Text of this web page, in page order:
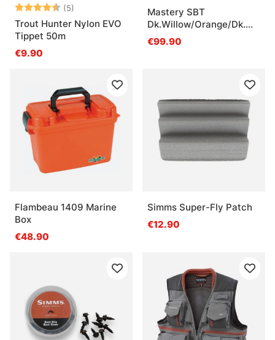
Arvio: (5)
4.8 5:sta tähdestä
Trout Hunter Nylon EVO
Tippet 50m
€9.90
Mastery SBT
Dk.Willow/Orange/Dk.Willow
tip WF
€99.90
Flambeau 1409 Marine
Box
€48.90
Simms Super-Fly Patch
€12.90